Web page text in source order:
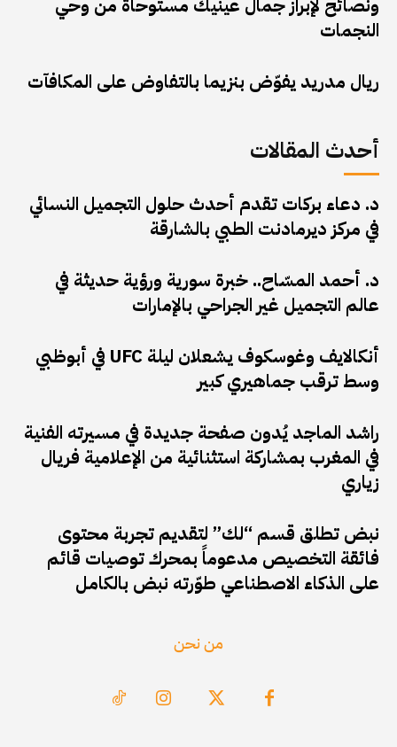
ونصائح لإبراز جمال عينيك مستوحاة من وحي
النجمات
ريال مدريد يفوّض بنزيما بالتفاوض على المكافآت
أحدث المقالات
د. دعاء بركات تقدم أحدث حلول التجميل النسائي
في مركز ديرمادنت الطبي بالشارقة
د. أحمد المسّاح.. خبرة سورية ورؤية حديثة في
عالم التجميل غير الجراحي بالإمارات
أنكالايف وغوسكوف يشعلان ليلة UFC في أبوظبي
وسط ترقب جماهيري كبير
راشد الماجد يُدون صفحة جديدة في مسيرته الفنية
في المغرب بمشاركة استثنائية من الإعلامية فريال
زياري
نبض تطلق قسم “لك” لتقديم تجربة محتوى
فائقة التخصيص مدعوماً بمحرك توصيات قائم
على الذكاء الاصطناعي طوّرته نبض بالكامل
من نحن